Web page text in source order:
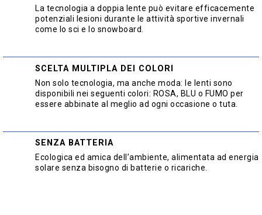
La tecnologia a doppia lente può evitare efficacemente
potenziali lesioni durante le attività sportive invernali
come lo sci e lo snowboard.
SCELTA MULTIPLA DEI COLORI
Non solo tecnologia, ma anche moda: le lenti sono
disponibili nei seguenti colori: ROSA, BLU o FUMO per
essere abbinate al meglio ad ogni occasione o tuta.
SENZA BATTERIA
Ecologica ed amica dell’ambiente, alimentata ad energia
solare senza bisogno di batterie o ricariche.